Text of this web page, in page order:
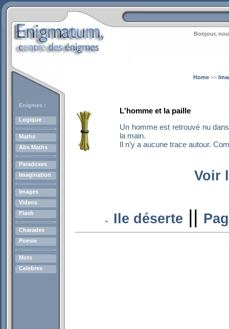
Bonjour,
Home >>
Enigmes :
Logique
Maths
Abs Maths
Paradoxes
Imagination
Images
Videos
Flash
Charades
Poesie
Mots
Celebres
L'homme et la paille
Un homme est retrouvé nu
la main.
Il n’y a aucune trace autour.
Voir
Ile déserte